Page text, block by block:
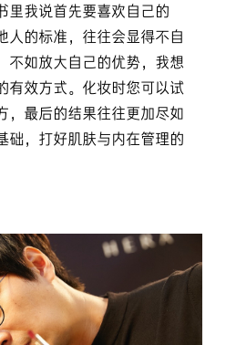
里我说首先要喜欢自己的
人的标准，往往会显得不自
不如放大自己的优势，我想
有效方式。化妆时您可以试
，最后的结果往往更加尽如
础，打好肌肤与内在管理的